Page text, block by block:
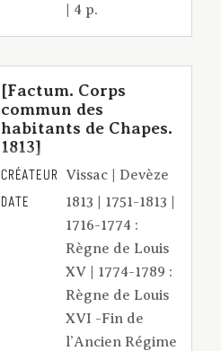
| 4 p.
[Factum. Corps
commun des
habitants de Chapes.
1813]
CRÉATEUR Vissac | Devèze
DATE
1813 | 1751-1813 |
1716-1774 :
Règne de Louis
XV | 1774-1789 :
Règne de Louis
XVI -Fin de
l’Ancien Régime